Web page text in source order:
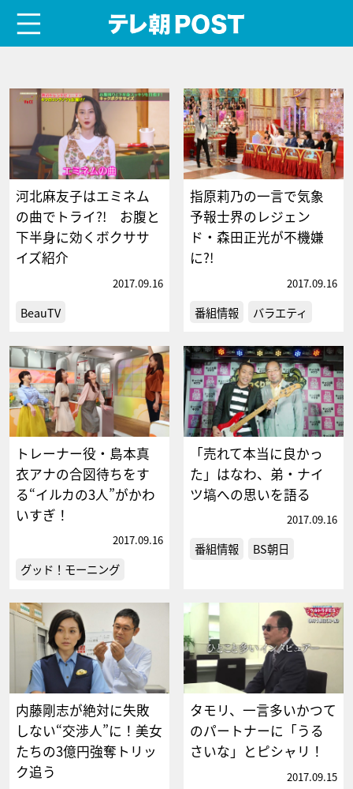
河北麻友子はエミネム
の曲でトライ?! お腹と
下半身に効くボクササ
イズ紹介
2017.09.16
BeauTV
指原莉乃の一言で気象
予報士界のレジェン
ド・森田正光が不機嫌
に?!
2017.09.16
番組情報 バラエティ
トレーナー役・島本真
衣アナの合図待ちをす
る“イルカの3人”がかわ
いすぎ！
2017.09.16
グッド！モーニング
「売れて本当に良かっ
た」はなわ、弟・ナイ
ツ塙への思いを語る
2017.09.16
番組情報 BS朝日
内藤剛志が絶対に失敗
しない“交渉人”に！美女
たちの3億円強奪トリッ
ク追う
タモリ、一言多いかつて
のパートナーに「うる
さいな」とピシャリ！
2017.09.15